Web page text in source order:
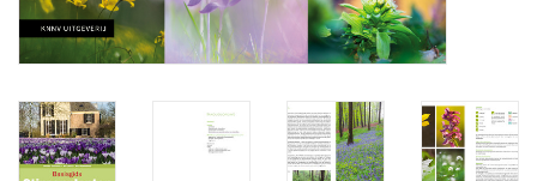
Nieuws